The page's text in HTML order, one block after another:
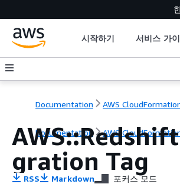
시작하기 서비스 가
Documentation AWS
Documentation AWS
gration Tag
RSS Markdown 포커스 모드